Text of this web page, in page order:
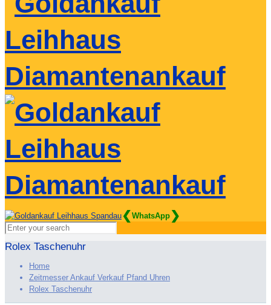
❮ WhatsApp ❯
Rolex Taschenuhr
Home
Zeitmesser Ankauf Verkauf Pfand Uhren
Rolex Taschenuhr